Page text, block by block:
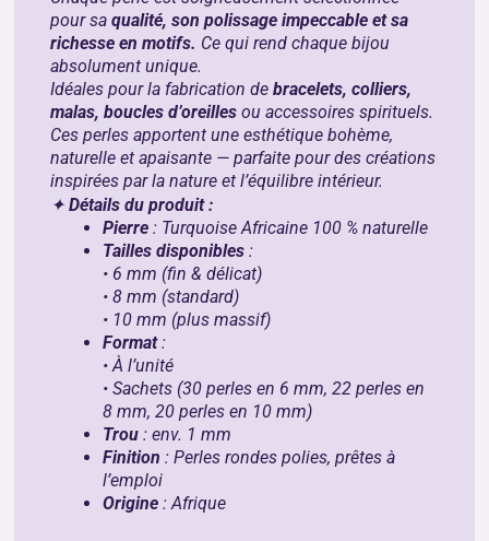
pour saqualité, son polissage impeccable et sa
richesse en motifs. Ce qui rend chaque bijou
absolument unique.
Idéales pour la fabrication debracelets, colliers,
malas, boucles d’oreilles ou accessoires spirituels.
Ces perles apportent une esthétique bohème,
naturelle et apaisante — parfaite pour des créations
inspirées par la nature et l’équilibre intérieur.
✦Détails du produit :
Pierre : Turquoise Africaine 100 % naturelle
Tailles disponibles :
• 6 mm (fin & délicat)
• 8 mm (standard)
• 10 mm (plus massif)
Format:
• À l’unité
• Sachets (30 perles en 6 mm, 22 perles en
8 mm, 20 perles en 10 mm)
Trou : env. 1 mm
Finition : Perles rondes polies, prêtes à
l’emploi
Origine : Afrique